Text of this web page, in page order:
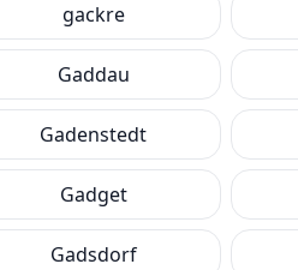
gackre
Gaddau
Gadenstedt
Gadget
Gadsdorf